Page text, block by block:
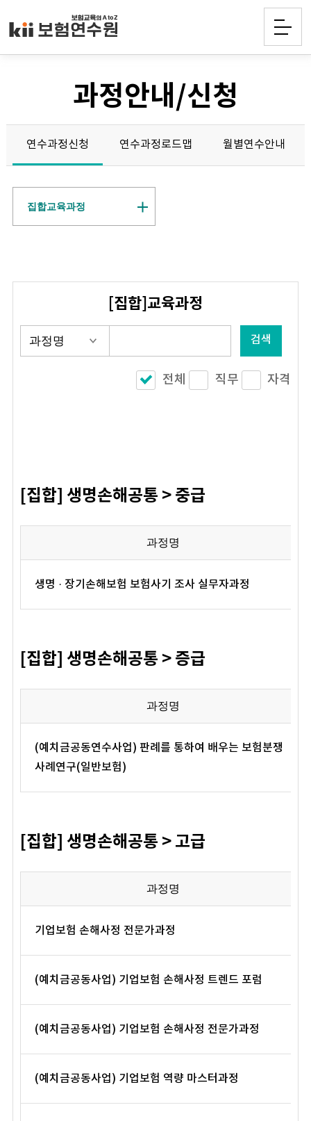
과정안내/신청
연수과정신청 연수과정로드맵 월별연수안내
집합교육과정
[집합]교육과정
검색
전체 직무 자격
[집합] 생명손해공통 > 중급
과정명
생명 · 장기손해보험 보험사기 조사 실무자과정
[집합] 생명손해공통 > 증급
과정명
(예치금공동연수사업) 판례를 통하여 배우는 보험분쟁
사례연구(일반보험)
[집합] 생명손해공통 > 고급
과정명
기업보험 손해사정 전문가과정
(예치금공동사업) 기업보험 손해사정 트렌드 포럼
(예치금공동사업) 기업보험 손해사정 전문가과정
(예치금공동사업) 기업보험 역량 마스터과정